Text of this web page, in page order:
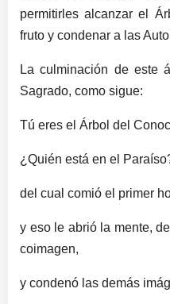
permitirles alcanzar el
fruto y condenar a las
La culminación de este
Sagrado, como sigue:
Tú eres el Árbol del
¿Quién está en el
del cual comió el primer
y eso le abrió la mente,
coimagen,
y condenó las demás